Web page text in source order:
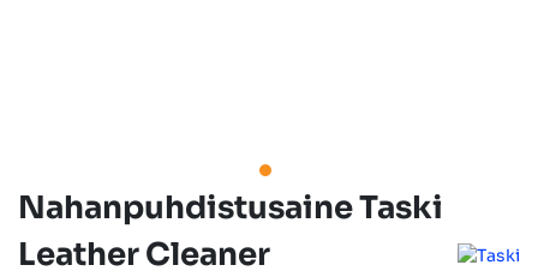
Nahanpuhdistusaine Taski
Leather Cleaner